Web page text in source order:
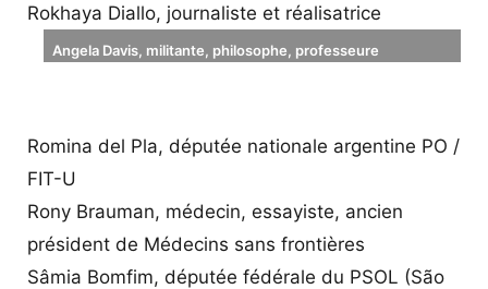
Rokhaya Diallo, journaliste et réalisatrice
Angela Davis, militante, philosophe, professeure
Romina del Pla, députée nationale argentine PO /
FIT-U
Rony Brauman, médecin, essayiste, ancien
président de Médecins sans frontières
Sâmia Bomfim, députée fédérale du PSOL (São